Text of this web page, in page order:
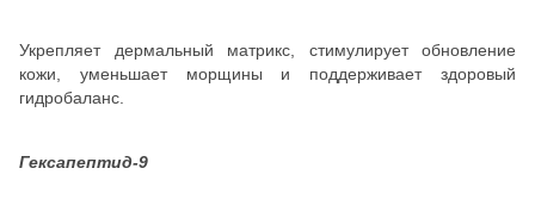
Укрепляет дермальный матрикс, стимулирует обновление
кожи, уменьшает морщины и поддерживает здоровый
гидробаланс.
Гексапептид-9